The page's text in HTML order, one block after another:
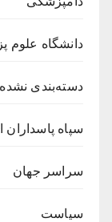
دانشگاه علوم
دسته‌بندی نشده
سپاه پاسداران
سراسر جهان
سیاست